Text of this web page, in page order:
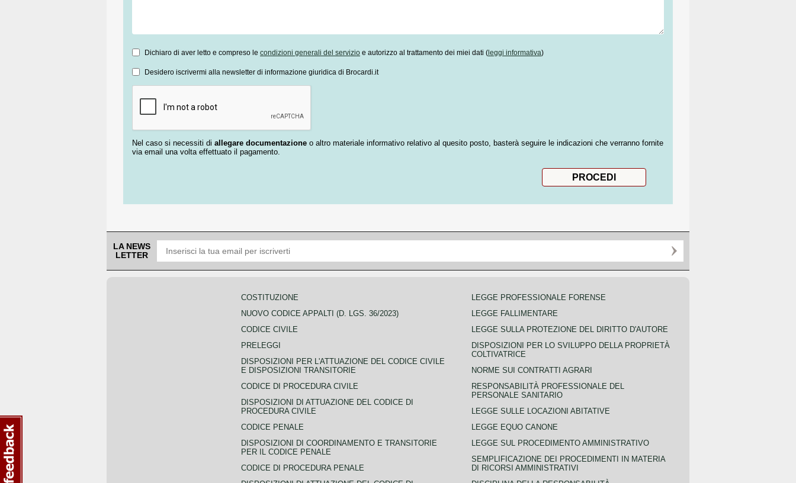
Dichiaro di aver letto e compreso le condizioni generali del servizio e autorizzo al trattamento dei miei dati ( leggi informativa)
Desidero iscrivermi alla newsletter di informazione giuridica di Brocardi.it
Nel caso si necessiti di allegare documentazione o altro materiale informativo relativo al quesito posto, basterà seguire le indicazioni che verranno fornite
via email una volta effettuato il pagamento.
LA NEWS
LETTER
COSTITUZIONE
NUOVO CODICE APPALTI (D. LGS. 36/2023)
CODICE CIVILE
PRELEGGI
DISPOSIZIONI PER L'ATTUAZIONE DEL CODICE CIVILE
E DISPOSIZIONI TRANSITORIE
CODICE DI PROCEDURA CIVILE
DISPOSIZIONI DI ATTUAZIONE DEL CODICE DI
PROCEDURA CIVILE
CODICE PENALE
DISPOSIZIONI DI COORDINAMENTO E TRANSITORIE
PER IL CODICE PENALE
CODICE DI PROCEDURA PENALE
LEGGE PROFESSIONALE FORENSE
LEGGE FALLIMENTARE
LEGGE SULLA PROTEZIONE DEL DIRITTO D'AUTORE
DISPOSIZIONI PER LO SVILUPPO DELLA PROPRIETÀ
COLTIVATRICE
NORME SUI CONTRATTI AGRARI
RESPONSABILITÀ PROFESSIONALE DEL
PERSONALE SANITARIO
LEGGE SULLE LOCAZIONI ABITATIVE
LEGGE EQUO CANONE
LEGGE SUL PROCEDIMENTO AMMINISTRATIVO
SEMPLIFICAZIONE DEI PROCEDIMENTI IN MATERIA
DI RICORSI AMMINISTRATIVI